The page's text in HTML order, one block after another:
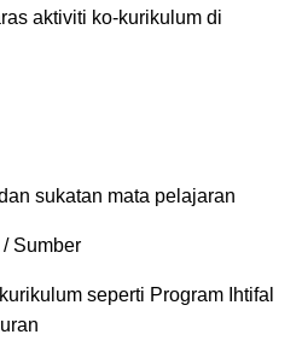
aktiviti ko-kurikulum di
sukatan mata pelajaran
Sumber
seperti Program Ihtifal